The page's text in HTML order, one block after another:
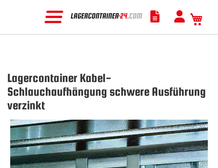
Lagercontainer Kabel-
Schlauchaufhängung schwere Ausführung
verzinkt
Zum
Ende
der
Bildgalerie
springen